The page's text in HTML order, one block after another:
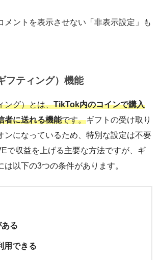
メントを表示させない「非表示設定」も
フティング）機能
ング）とは、TikTok内のコインで購入
者に送れる機能です。ギフトの受け取り
ンになっているため、特別な設定は不要
で収益を上げる主要な方法ですが、ギ
は以下の3つの条件があります。
る
用できる